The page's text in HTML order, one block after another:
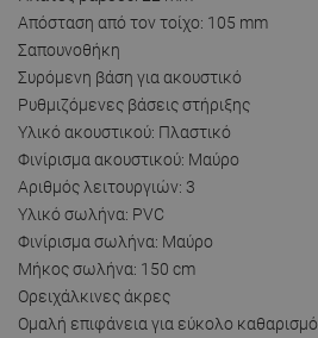
Απόσταση από τον τοίχο: 105 mm
Σαπουνοθήκη
Συρόμενη βάση για ακουστικό
Ρυθμιζόμενες βάσεις στήριξης
Υλικό ακουστικού: Πλαστικό
Φινίρισμα ακουστικού: Μαύρο
Αριθμός λειτουργιών: 3
Υλικό σωλήνα: PVC
Φινίρισμα σωλήνα: Μαύρο
Μήκος σωλήνα: 150 cm
Ορειχάλκινες άκρες
Ομαλή επιφάνεια για εύκολο καθαρισμό